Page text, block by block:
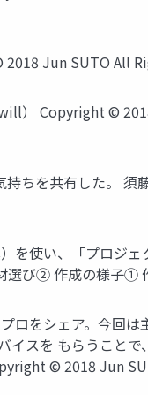
Jun SUTO All
） Copyright ©
持ちを共有した。
を使い、「プロジ
選び② 作成の様子①
ロをシェア。今回
イスを もらうこと
© 2018 Jun